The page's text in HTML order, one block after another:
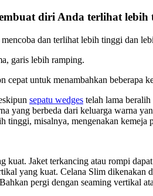
diri Anda terlihat
dan terlihat lebih tinggi dan
garis lebih ramping.
cepat untuk menambahkan beberapa
sepatu wedges telah lama
yang berbeda dari keluarga warna
tinggi, misalnya, mengenakan kemeja
kuat. Jaket terkancing atau rompi
yang kuat. Celana Slim dikenakan
pergi dengan seaming vertikal